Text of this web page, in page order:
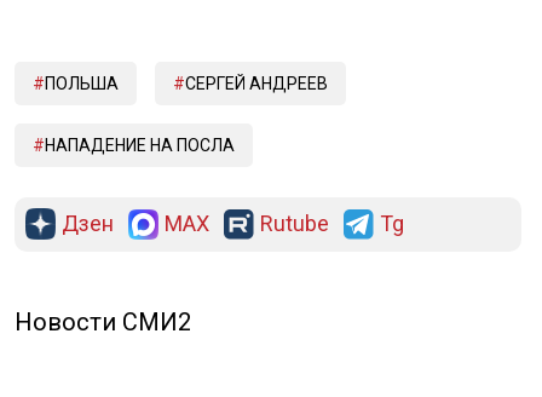
ПОЛЬША СЕРГЕЙ АНДРЕЕВ
НАПАДЕНИЕ НА ПОСЛА
Дзен MAX Rutube Tg
Новости СМИ2